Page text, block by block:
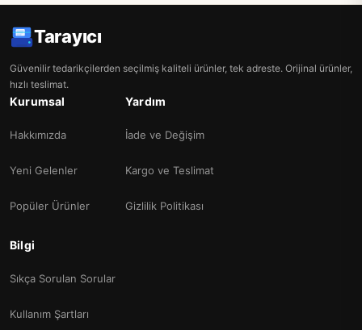
Tarayıcı
Güvenilir tedarikçilerden seçilmiş kaliteli ürünler, tek adreste. Orijinal ürünler,
hızlı teslimat.
Kurumsal
Hakkımızda
Yeni Gelenler
Popüler Ürünler
Yardım
İade ve Değişim
Kargo ve Teslimat
Gizlilik Politikası
Bilgi
Sıkça Sorulan Sorular
Kullanım Şartları